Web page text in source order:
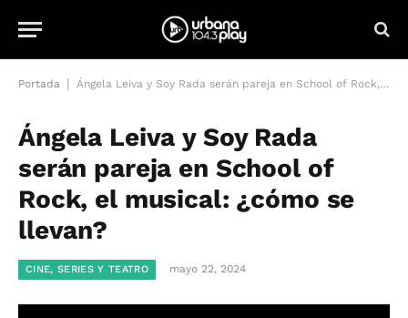
Portada Ángela Leiva y Soy Rada serán pareja en School of Rock, el musical: ¿cómo se llevan?
Ángela Leiva y Soy Rada
serán pareja en School of
Rock, el musical: ¿cómo se
llevan?
CINE, SERIES Y TEATRO mayo 22, 2024